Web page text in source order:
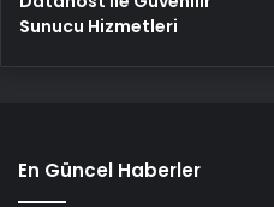
Sunucu Hizmetleri
En Güncel Haberler